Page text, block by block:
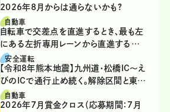
2026年8月からは通らないかも?
自動車
自転車で交差点を直進するとき、最も左
にある左折専用レーンから直進するの
は、違反？
安全運転
【令和8年熊本地震】九州道・松橋IC～え
びのICで通行止め続く。解除区間と東九
州道の迂回ルート
自動車
2026年7月賞金クロス（応募期間：7月